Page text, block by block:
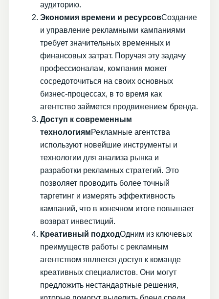
аудиторию.
Экономия времени и ресурсовСоздание
и управление рекламными кампаниями
требует значительных временных и
финансовых затрат. Поручая эту задачу
профессионалам, компания может
сосредоточиться на своих основных
бизнес-процессах, в то время как
агентство займется продвижением бренда.
Доступ к современным
технологиямРекламные агентства
используют новейшие инструменты и
технологии для анализа рынка и
разработки рекламных стратегий. Это
позволяет проводить более точный
таргетинг и измерять эффективность
кампаний, что в конечном итоге повышает
возврат инвестиций.
Креативный подходОдним из ключевых
преимуществ работы с рекламным
агентством является доступ к команде
креативных специалистов. Они могут
предложить нестандартные решения,